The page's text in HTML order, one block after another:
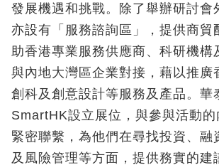
發展機遇和挑戰。除了舉辦研討會
亦設有「服務諮詢區」，提供商貿
助香港專業服務供應商、科研機構
與內地大灣區企業對接，藉以推廣
創科及創意設計等服務及產品。華
SmartHK設立展位，與參與活動的
緊密聯繫，為他們在尋找投資、融
及風險管理等方面，提供務實的建